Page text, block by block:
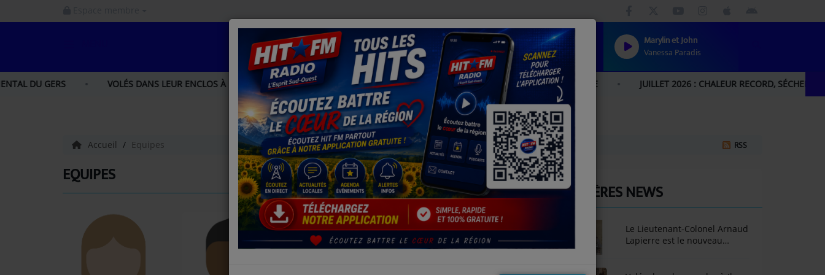
Marylin et John
Vanessa Paradis
VOLÉS DANS LEUR ENCLOS À IBOS, LOU ET LIA, DEUX PERROQUETS ENFIN RÉUNIS APRÈS DES SEMAINES DE RECHERCHE JUILLET 2026 : CHALEUR RECORD, SÉCHERESSE
ACCUEIL
INFOS NORD GASCOGNE
INFOS HAUTES - PYRÉNÉES
Accueil Equipes RSS
EQUIPES
DERNIÈRES NEWS
Le Lieutenant-Colonel Arnaud
Lapierre est le nouveau